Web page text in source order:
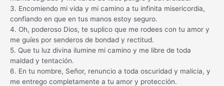
3. Encomiendo mi vida y mi camino a tu infinita misericordia,
confiando en que en tus manos estoy seguro.
4. Oh, poderoso Dios, te suplico que me rodees con tu amor y
me guíes por senderos de bondad y rectitud.
5. Que tu luz divina ilumine mi camino y me libre de toda
maldad y tentación.
6. En tu nombre, Señor, renuncio a toda oscuridad y malicia, y
me entrego completamente a tu amor y protección.